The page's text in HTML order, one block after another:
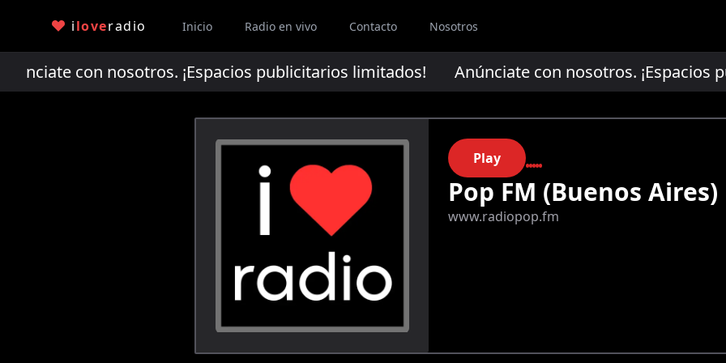
iloveradio Inicio Radio en vivo Contacto Nosotros
con nosotros. ¡Espacios publicitarios limitados!Anúnciate con nosotros. ¡Espacios
Play
Pop FM (Buenos Aires)
www.radiopop.fm